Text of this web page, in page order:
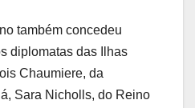
também concedeu
diplomatas das Ilhas
Chaumiere, da
Sara Nicholls, do Reino